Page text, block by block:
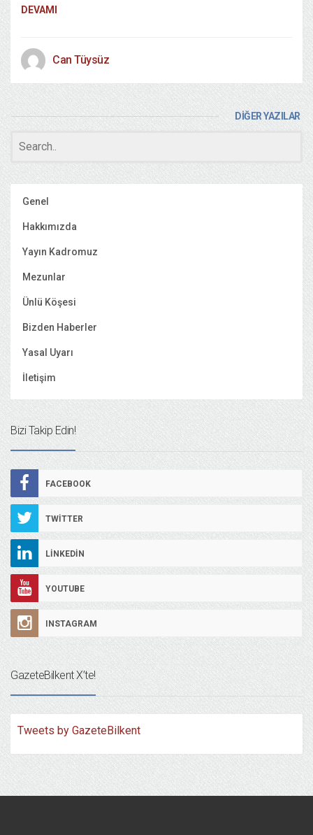
DEVAMI
Can Tüysüz
DİĞER YAZILAR
Genel
Hakkımızda
Yayın Kadromuz
Mezunlar
Ünlü Köşesi
Bizden Haberler
Yasal Uyarı
İletişim
Bizi Takip Edin!
FACEBOOK
TWITTER
LINKEDIN
YOUTUBE
INSTAGRAM
GazeteBilkent X’te!
Tweets by GazeteBilkent